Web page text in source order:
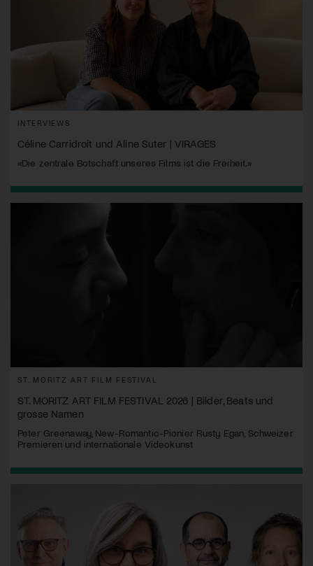
INTERVIEWS
Céline Carridroit und Aline Suter | VIRAGES
«Die zentrale Botschaft unseres Films ist die Freiheit.»
ST. MORITZ ART FILM FESTIVAL
ST. MORITZ ART FILM FESTIVAL 2026 | Bilder, Beats und
grosse Namen
Peter Greenaway, New-Romantic-Pionier Rusty Egan, Schweizer
Premieren und internationale Videokunst